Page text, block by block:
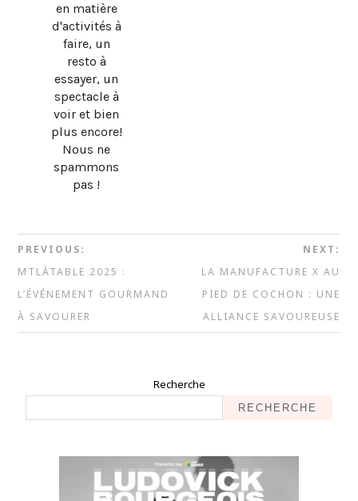
en matière
d'activités à
faire, un
resto à
essayer, un
spectacle à
voir et bien
plus encore!
Nous ne
spammons
pas !
PREVIOUS:
MTLÀTABLE 2025 :
L’ÉVÉNEMENT GOURMAND
À SAVOURER
NEXT:
LA MANUFACTURE X AU
PIED DE COCHON : UNE
ALLIANCE SAVOUREUSE
Recherche
RECHERCHE